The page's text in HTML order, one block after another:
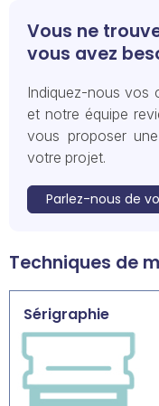
Vous ne
vous avez
Indiquez-nous vos
et notre équipe
vous proposer
votre projet.
Parlez-nous de
Techniques de
Sérigraphie